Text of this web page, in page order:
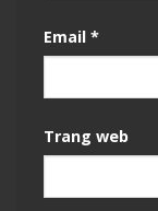
Email *
Trang web